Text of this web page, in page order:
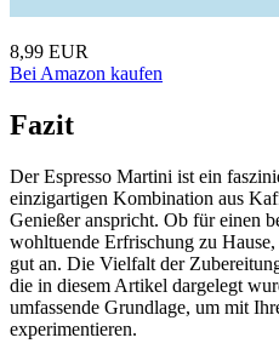
8,99 EUR
Bei Amazon kaufen
Fazit
Der Espresso Martini ist ein
einzigartigen Kombination aus
Genießer anspricht. Ob für einen
wohltuende Erfrischung zu
gut an. Die Vielfalt der
die in diesem Artikel dargelegt
umfassende Grundlage, um mit
experimentieren.